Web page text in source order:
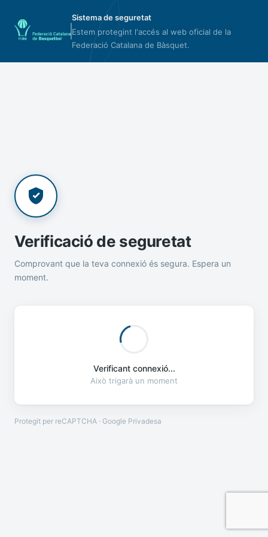
Sistema de seguretat
Estem protegint l'accés al web oficial de la
Federació Catalana de Bàsquet.
Verificació de seguretat
Comprovant que la teva connexió és segura. Espera un
moment.
Verificant connexió...
Això trigarà un moment
Protegit per reCAPTCHA · Google Privadesa